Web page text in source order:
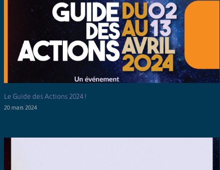
Le Guide des Actions 2024 !
20 mars 2024